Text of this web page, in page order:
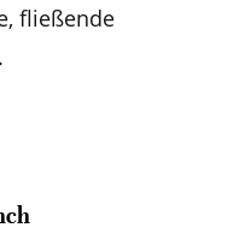
fließende